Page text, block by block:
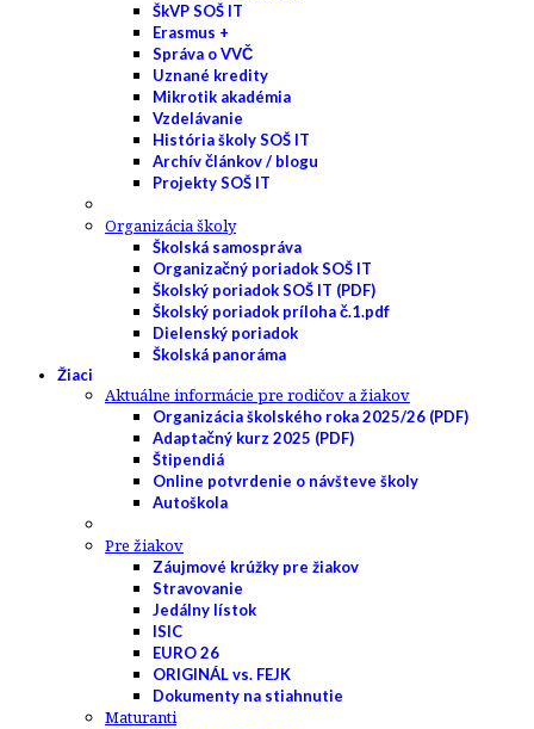
ŠkVP SOŠ IT
Erasmus +
Správa o VVČ
Uznané kredity
Mikrotik akadémia
Vzdelávanie
História školy SOŠ IT
Archív článkov / blogu
Projekty SOŠ IT
Organizácia školy
Školská samospráva
Organizačný poriadok SOŠ IT
Školský poriadok SOŠ IT (PDF)
Školský poriadok príloha č.1.pdf
Dielenský poriadok
Školská panoráma
Žiaci
Aktuálne informácie pre rodičov a žiakov
Organizácia školského roka 2025/26 (PDF)
Adaptačný kurz 2025 (PDF)
Štipendiá
Online potvrdenie o návšteve školy
Autoškola
Pre žiakov
Záujmové krúžky pre žiakov
Stravovanie
Jedálny lístok
ISIC
EURO 26
ORIGINÁL vs. FEJK
Dokumenty na stiahnutie
Maturanti